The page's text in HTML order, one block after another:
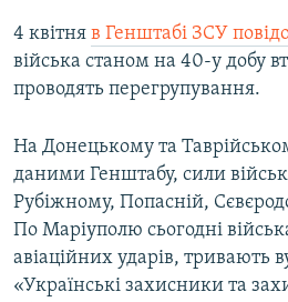
4 квітня в Генштабі ЗСУ
війська станом на 40-у добу
проводять перегрупування.
На Донецькому та
даними Генштабу, сили
Рубіжному, Попасній,
По Маріуполю сьогодні
авіаційних ударів, тривають
«Українські захисники та